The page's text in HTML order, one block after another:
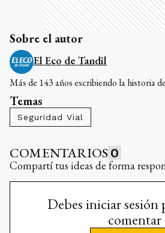
Sobre el autor
El Eco de Tandil
Más de 143 años escribiendo la historia
Temas
Seguridad Vial
COMENTARIOS 0
Compartí tus ideas de forma
Debes iniciar sesión
comentar